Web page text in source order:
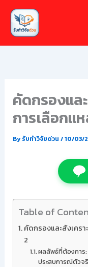
Skip
content
คัดกรองแล
การเลือกแ
Byรับทำวิจัยด่วน /10/03/
Table of
คัดกรองและสังเคร
2
ผลลัพธ์ที่ต้องการ:
ประสบการณ์ตัวจ